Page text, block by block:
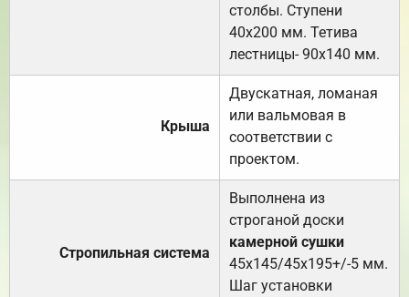
столбы. Ступени
40х200 мм. Тетива
лестницы- 90х140 мм.
Крыша
Двускатная, ломаная
или вальмовая в
соответствии с
проектом.
Стропильная система
Выполнена из
строганой доски
камерной сушки
45х145/45х195+/-5 мм.
Шаг установки